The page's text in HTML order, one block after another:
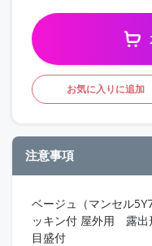
お気に入りに追加
注意事項
ベージュ（マンセル
ッキン付 屋外用 露出
目盛付